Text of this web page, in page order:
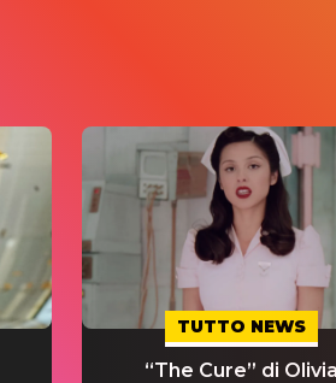
TUTTO NEWS
“The Cure” di Olivia